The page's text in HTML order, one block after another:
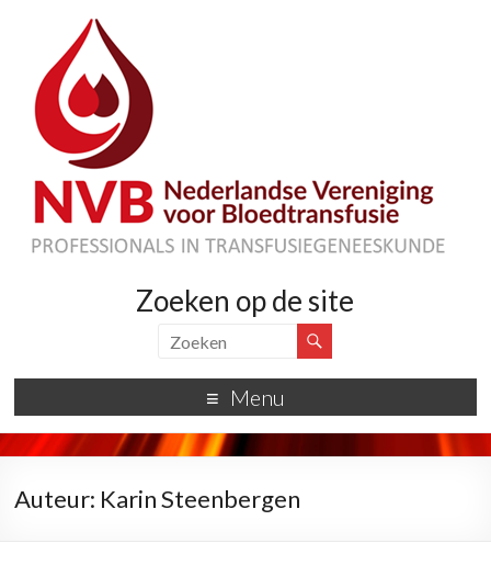
Zoeken op de site
Menu
Auteur: Karin Steenbergen